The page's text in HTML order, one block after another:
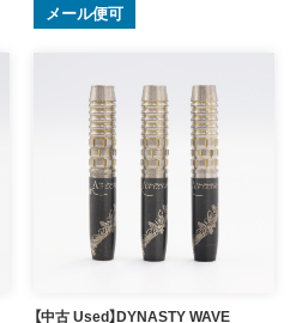
メール便可
【中古 Used】DYNASTY WAVE